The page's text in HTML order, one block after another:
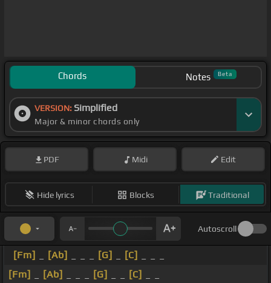
Chords Notes Beta
VERSION: Simplified
Major & minor chords only
PDF Midi Edit
Hide lyrics Blocks Traditional
Autoscroll
[Fm] [Ab] [G] [C]
[Fm]
[Ab] [G] [C]